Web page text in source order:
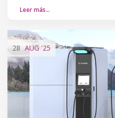
Leer más…
28 AUG'25